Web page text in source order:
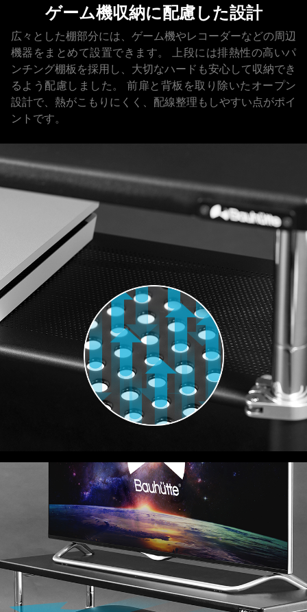
ゲーム機収納に配慮した設計
広々とした棚部分には、ゲーム機やレコーダーなどの周辺
機器をまとめて設置できます。
上段には排熱性の高いパ
ンチング棚板を採用し、大切なハードも安心して収納でき
るよう配慮しました。
前扉と背板を取り除いたオープン
設計で、熱がこもりにくく、配線整理もしやすい点がポイ
ントです。